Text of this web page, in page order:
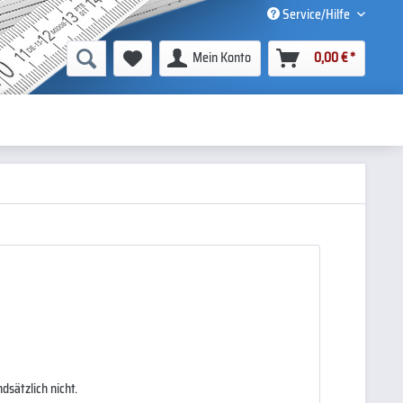
Service/Hilfe
Mein Konto 0,00 € *
nicht.